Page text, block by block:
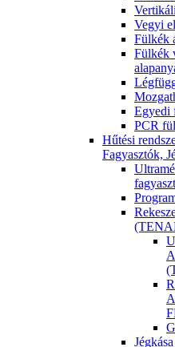
Vegyi
Fülkék
Fülkék
Egyedi
PCR
Hűtési
Fagyasztók,